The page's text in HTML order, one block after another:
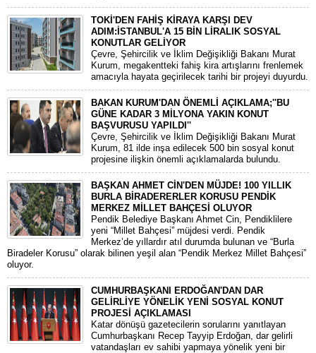
TOKİ'DEN FAHİŞ KİRAYA KARŞI DEV
ADIM:İSTANBUL'A 15 BİN LİRALIK SOSYAL
KONUTLAR GELİYOR
​Çevre, Şehircilik ve İklim Değişikliği Bakanı Murat
Kurum, megakentteki fahiş kira artışlarını frenlemek
amacıyla hayata geçirilecek tarihi bir projeyi duyurdu.
BAKAN KURUM'DAN ÖNEMLİ AÇIKLAMA;''BU
GÜNE KADAR 3 MİLYONA YAKIN KONUT
BAŞVURUSU YAPILDI''
​Çevre, Şehircilik ve İklim Değişikliği Bakanı Murat
Kurum, 81 ilde inşa edilecek 500 bin sosyal konut
projesine ilişkin önemli açıklamalarda bulundu.
BAŞKAN AHMET CİN'DEN MÜJDE! 100 YILLIK
BURLA BİRADERERLER KORUSU PENDİK
MERKEZ MİLLET BAHÇESİ OLUYOR
Pendik Belediye Başkanı Ahmet Cin, Pendiklilere
yeni “Millet Bahçesi” müjdesi verdi. Pendik
Merkez’de yıllardır atıl durumda bulunan ve “Burla
Biradeler Korusu” olarak bilinen yeşil alan “Pendik Merkez Millet Bahçesi”
oluyor.
CUMHURBAŞKANI ERDOĞAN'DAN DAR
GELİRLİYE YÖNELİK YENİ SOSYAL KONUT
PROJESİ AÇIKLAMASI
Katar dönüşü gazetecilerin sorularını yanıtlayan
Cumhurbaşkanı Recep Tayyip Erdoğan, dar gelirli
vatandaşları ev sahibi yapmaya yönelik yeni bir